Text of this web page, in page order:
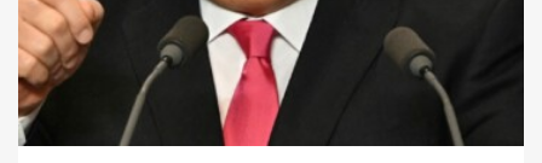
Hvg: a Schadl-ügy egyik
tanúja az Árpád hídi baleset
áldozata